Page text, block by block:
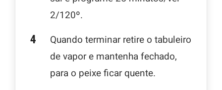
2/120º.
Quando terminar retire o tabuleiro
de vapor e mantenha fechado,
para o peixe ficar quente.